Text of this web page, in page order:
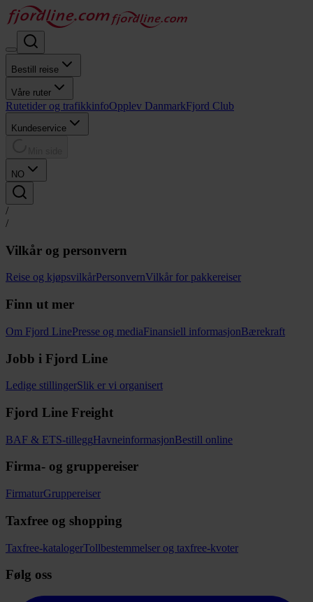
Bestill reise
Våre ruter
Rutetider og trafikkinfoOpplev DanmarkFjord Club
Kundeservice
NO
/
/
Vilkår og personvern
Reise og kjøpsvilkårPersonvernVilkår for pakkereiser
Finn ut mer
Om Fjord LinePresse og mediaFinansiell informasjonBærekraft
Jobb i Fjord Line
Ledige stillingerSlik er vi organisert
Fjord Line Freight
BAF & ETS-tilleggHavneinformasjonBestill online
Firma- og gruppereiser
FirmaturGruppereiser
Taxfree og shopping
Taxfree-katalogerTollbestemmelser og taxfree-kvoter
Følg oss